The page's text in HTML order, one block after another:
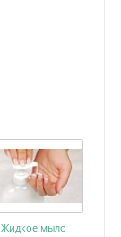
Жидкое мыло